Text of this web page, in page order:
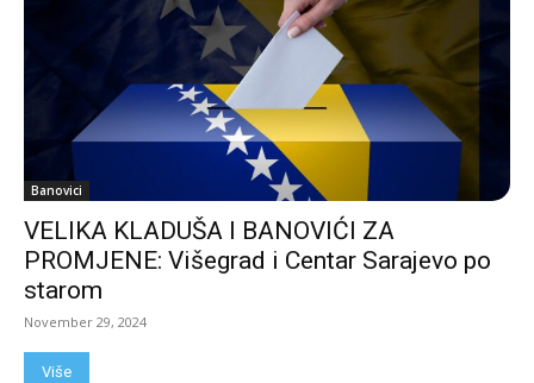
Banovici
VELIKA KLADUŠA I BANOVIĆI ZA
PROMJENE: Višegrad i Centar Sarajevo po
starom
November 29, 2024
Više